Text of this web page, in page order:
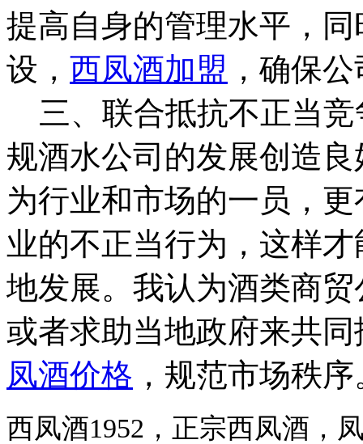
提高自身的管理水平，
设， 西凤酒加盟 ，确保
三、联合抵抗不正当竞
规酒水公司的发展创造
为行业和市场的一员，
业的不正当行为，这样
地发展。我认为酒类商
或者求助当地政府来共
凤酒价格 ，规范市场秩序
西凤酒1952，正宗西凤酒